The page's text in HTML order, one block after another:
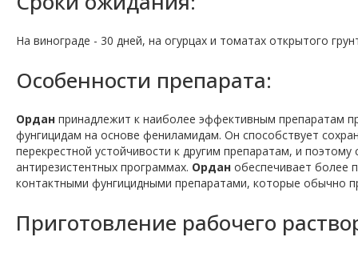
На винограде - 30 дней, на огурцах и томатах открытого
Особенности препарата:
Ордан принадлежит к наиболее эффективным препаратам
фунгицидам на основе фениламидам. Он способствует
перекрестной устойчивости к другим препаратам, и поэтому
антирезистентных программах. Ордан обеспечивает более
контактными фунгицидными препаратами, которые обычно
Приготовление рабочего